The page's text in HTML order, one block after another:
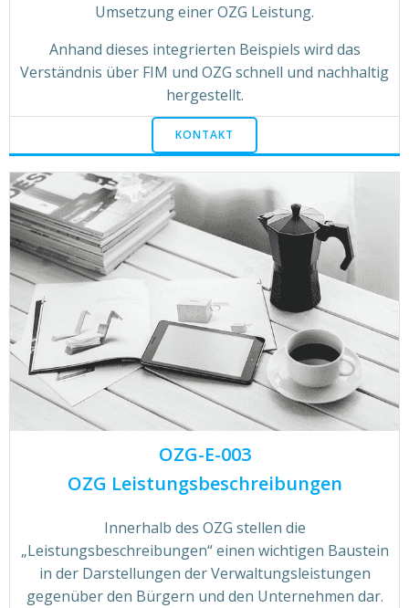
Umsetzung einer OZG Leistung.
Anhand dieses integrierten Beispiels wird das
Verständnis über FIM und OZG schnell und nachhaltig
hergestellt.
KONTAKT
OZG-E-003
OZG Leistungsbeschreibungen
Innerhalb des OZG stellen die
„Leistungsbeschreibungen“ einen wichtigen Baustein
in der Darstellungen der Verwaltungsleistungen
gegenüber den Bürgern und den Unternehmen dar.